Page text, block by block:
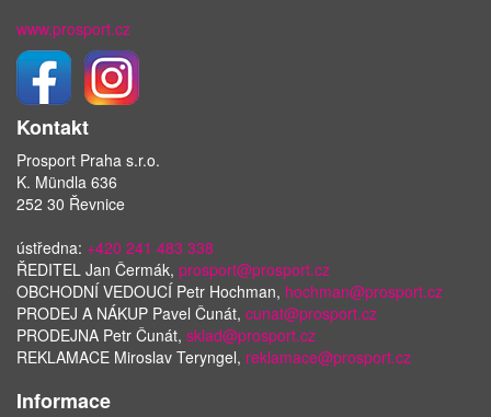
www.prosport.cz
Kontakt
Prosport Praha s.r.o.
K. Mündla 636
252 30 Řevnice
ústředna: +420 241 483 338
ŘEDITEL Jan Čermák, prosport@prosport.cz
OBCHODNÍ VEDOUCÍ Petr Hochman, hochman@prosport.cz
PRODEJ A NÁKUP Pavel Čunát, cunat@prosport.cz
PRODEJNA Petr Čunát, sklad@prosport.cz
REKLAMACE Miroslav Teryngel, reklamace@prosport.cz
Informace